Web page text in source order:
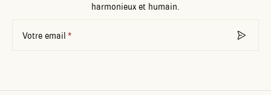
harmonieux et humain.
Votre email